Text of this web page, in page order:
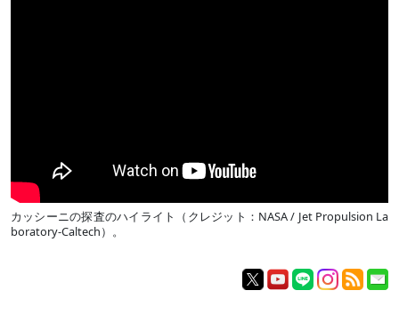
カッシーニの探査のハイライト（クレジット：NASA / Jet Propulsion La
boratory-Caltech）。